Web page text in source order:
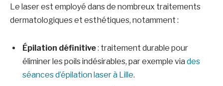
Le laser est employé dans de nombreux traitements
dermatologiques et esthétiques, notamment :
Épilation définitive: traitement durable pour
éliminer les poils indésirables, par exemple via des
séances d’épilation laser à Lille.